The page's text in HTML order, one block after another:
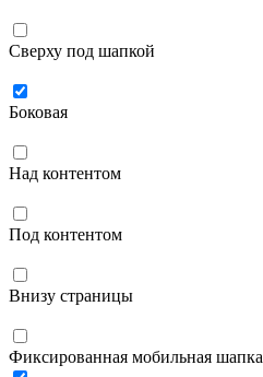
Сверху под шапкой
Боковая
Над контентом
Под контентом
Внизу страницы
Фиксированная мобильная шапка